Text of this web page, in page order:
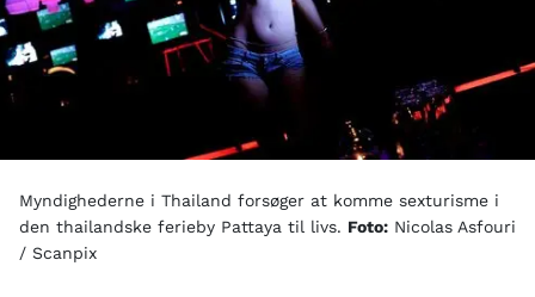
Myndighederne i Thailand forsøger at komme sexturisme i
den thailandske ferieby Pattaya til livs. Foto: Nicolas Asfouri
/ Scanpix